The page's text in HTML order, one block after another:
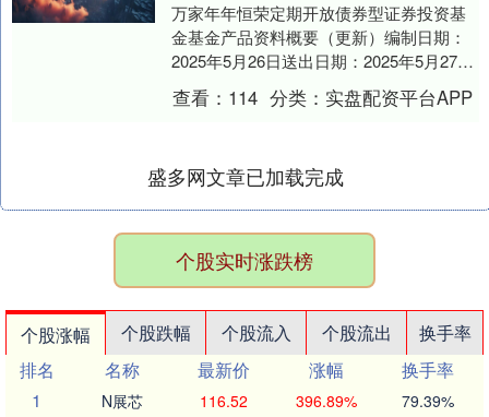
万家年年恒荣定期开放债券型证券投资基
金基金产品资料概要（更新）编制日期：
2025年5月26日送出日期：2025年5月27日
本概要提供本基金的重要信息，是招募说
明....
查看： 114 分类： 实盘配资平台APP
盛多网文章已加载完成
个股实时涨跌榜
个股涨幅 个股跌幅 个股流入 个股流出
换手率
排名
名称 最新价 涨幅
换手率
1
N展芯 116.52 396.89% 79.39%